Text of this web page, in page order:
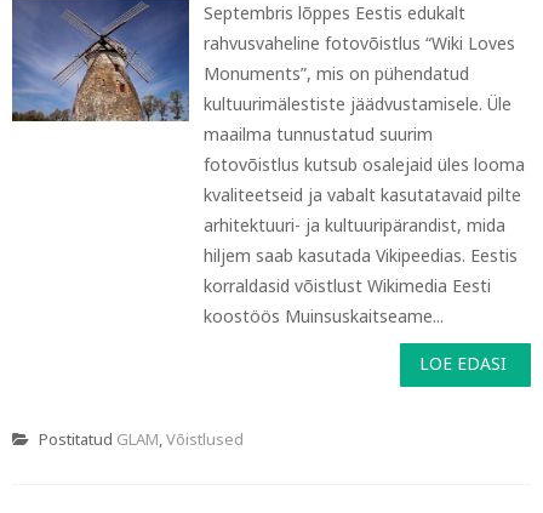
Septembris lõppes Eestis edukalt
rahvusvaheline fotovõistlus “Wiki Loves
Monuments”, mis on pühendatud
kultuurimälestiste jäädvustamisele. Üle
maailma tunnustatud suurim
fotovõistlus kutsub osalejaid üles looma
kvaliteetseid ja vabalt kasutatavaid pilte
arhitektuuri- ja kultuuripärandist, mida
hiljem saab kasutada Vikipeedias. Eestis
korraldasid võistlust Wikimedia Eesti
koostöös Muinsuskaitseame...
LOE EDASI
Postitatud GLAM,Võistlused